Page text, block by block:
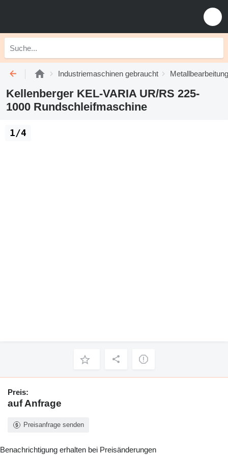
Industriemaschinen gebraucht
Kellenberger KEL-VARIA UR/RS 225-
1000 Rundschleifmaschine
1/4
Preis:
auf Anfrage
Preisanfrage senden
Benachrichtigung erhalten bei Preisänderungen